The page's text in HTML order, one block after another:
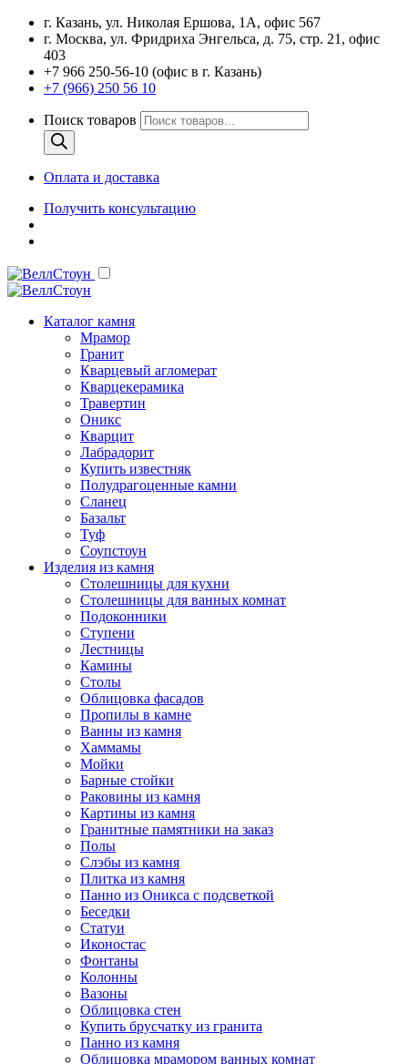
г. Казань, ул. Николая Ершова, 1А, офис 567
г. Москва, ул. Фридриха Энгельса, д. 75, стр. 21, офис
403
+7 966 250-56-10 (офис в г. Казань)
+7 (966) 250 56 10
Поиск товаров
Оплата и доставка
Получить консультацию
Каталог камня
Мрамор
Гранит
Кварцевый агломерат
Кварцекерамика
Травертин
Оникс
Кварцит
Лабрадорит
Купить известняк
Полудрагоценные камни
Сланец
Базальт
Туф
Соупстоун
Изделия из камня
Столешницы для кухни
Столешницы для ванных комнат
Подоконники
Ступени
Лестницы
Камины
Столы
Облицовка фасадов
Пропилы в камне
Ванны из камня
Хаммамы
Мойки
Барные стойки
Раковины из камня
Картины из камня
Гранитные памятники на заказ
Полы
Слэбы из камня
Плитка из камня
Панно из Оникса с подсветкой
Беседки
Статуи
Иконостас
Фонтаны
Колонны
Вазоны
Облицовка стен
Купить брусчатку из гранита
Панно из камня
Облицовка мрамором ванных комнат